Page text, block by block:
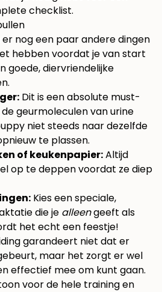
checklist.
nog een paar andere dingen
hebben voordat je van start
goede, diervriendelijke
Dit is een absolute must-
geurmoleculen van urine
niet steeds naar dezelfde
te plassen.
of keukenpapier:Altijd
op te deppen voordat ze diep
Kies een speciale,
die je alleengeeft als
het echt een feestje!
garandeert niet dat er
maar het zorgt er wel
effectief mee om kunt gaan.
voor de hele training en